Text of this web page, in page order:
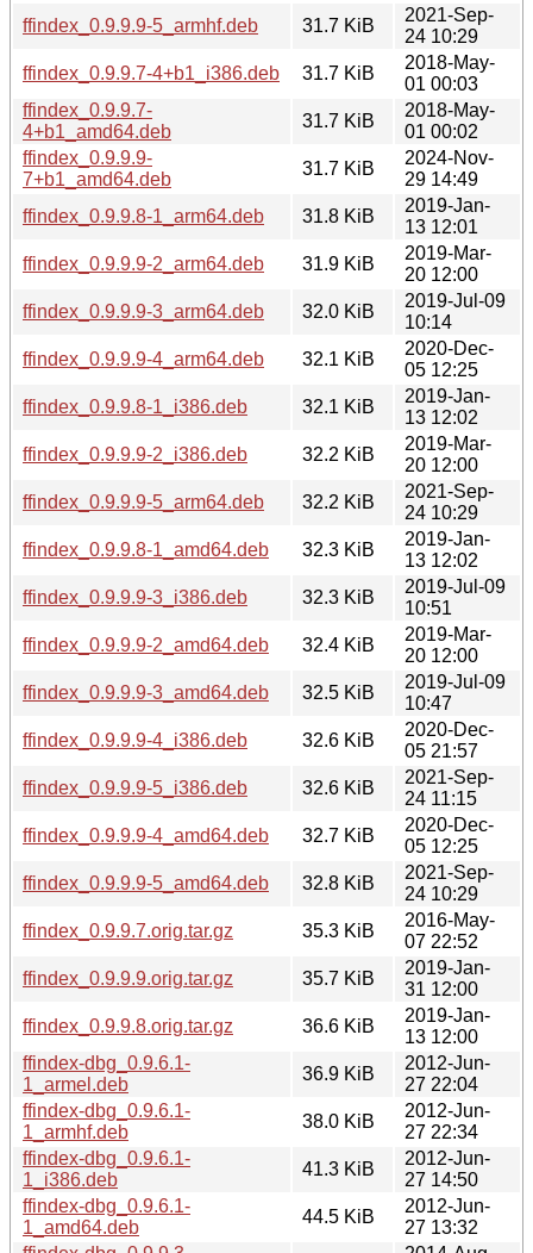
ffindex_0.9.9.9-5_armhf.deb
31.7 KiB
2021-Sep-
24 10:29
ffindex_0.9.9.7-4+b1_i386.deb
31.7 KiB
2018-May-
01 00:03
ffindex_0.9.9.7-
4+b1_amd64.deb
31.7 KiB
2018-May-
01 00:02
ffindex_0.9.9.9-
7+b1_amd64.deb
31.7 KiB
2024-Nov-
29 14:49
ffindex_0.9.9.8-1_arm64.deb
31.8 KiB
2019-Jan-
13 12:01
ffindex_0.9.9.9-2_arm64.deb
31.9 KiB
2019-Mar-
20 12:00
ffindex_0.9.9.9-3_arm64.deb
32.0 KiB
2019-Jul-09
10:14
ffindex_0.9.9.9-4_arm64.deb
32.1 KiB
2020-Dec-
05 12:25
ffindex_0.9.9.8-1_i386.deb
32.1 KiB
2019-Jan-
13 12:02
ffindex_0.9.9.9-2_i386.deb
32.2 KiB
2019-Mar-
20 12:00
ffindex_0.9.9.9-5_arm64.deb
32.2 KiB
2021-Sep-
24 10:29
ffindex_0.9.9.8-1_amd64.deb
32.3 KiB
2019-Jan-
13 12:02
ffindex_0.9.9.9-3_i386.deb
32.3 KiB
2019-Jul-09
10:51
ffindex_0.9.9.9-2_amd64.deb
32.4 KiB
2019-Mar-
20 12:00
ffindex_0.9.9.9-3_amd64.deb
32.5 KiB
2019-Jul-09
10:47
ffindex_0.9.9.9-4_i386.deb
32.6 KiB
2020-Dec-
05 21:57
ffindex_0.9.9.9-5_i386.deb
32.6 KiB
2021-Sep-
24 11:15
ffindex_0.9.9.9-4_amd64.deb
32.7 KiB
2020-Dec-
05 12:25
ffindex_0.9.9.9-5_amd64.deb
32.8 KiB
2021-Sep-
24 10:29
ffindex_0.9.9.7.orig.tar.gz
35.3 KiB
2016-May-
07 22:52
ffindex_0.9.9.9.orig.tar.gz
35.7 KiB
2019-Jan-
31 12:00
ffindex_0.9.9.8.orig.tar.gz
36.6 KiB
2019-Jan-
13 12:00
ffindex-dbg_0.9.6.1-
1_armel.deb
36.9 KiB
2012-Jun-
27 22:04
ffindex-dbg_0.9.6.1-
1_armhf.deb
38.0 KiB
2012-Jun-
27 22:34
ffindex-dbg_0.9.6.1-
1_i386.deb
41.3 KiB
2012-Jun-
27 14:50
ffindex-dbg_0.9.6.1-
1_amd64.deb
44.5 KiB
2012-Jun-
27 13:32